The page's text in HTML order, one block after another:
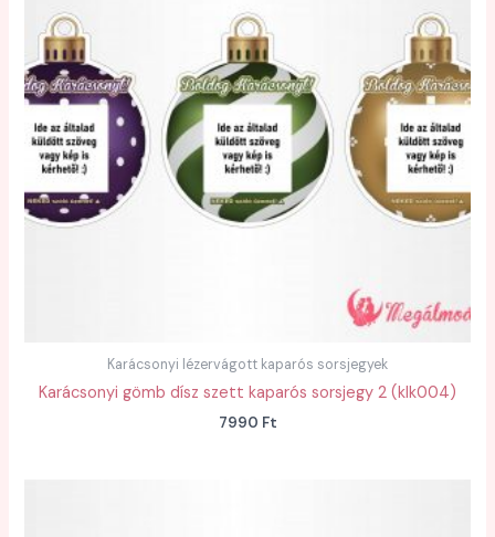
Karácsonyi lézervágott kaparós sorsjegyek
Karácsonyi gömb dísz szett kaparós sorsjegy 2 (klk004)
7990 Ft